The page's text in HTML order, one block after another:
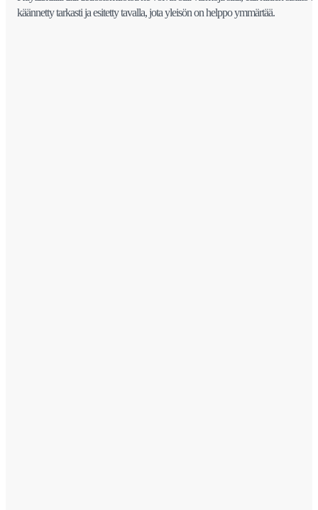
käännetty tarkasti ja esitetty tavalla, jota yleisön on helppo ymmärtää.